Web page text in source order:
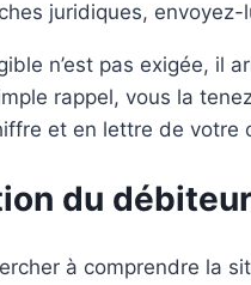
juridiques, envoyez-
n’est pas exigée,
rappel, vous la
et en lettre de votre
du débiteur
à comprendre la